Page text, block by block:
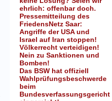
ehrlich: offenbar doch.
Pressemitteilung des
FriedensNetz Saar:
Angriffe der USA und
Israel auf Iran stoppen!
Völkerrecht verteidigen!
Nein zu Sanktionen und
Bomben!
Das BSW hat offiziell
Wahlprüfungsbeschwerde
beim
Bundesverfassungsgericht